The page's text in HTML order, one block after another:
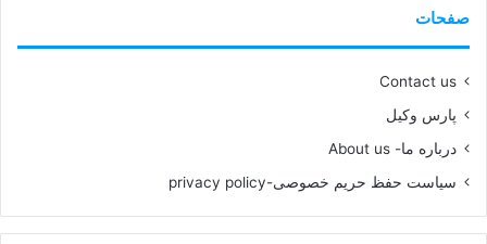
صفحات
Contact us
پارس وکیل
درباره ما- About us
سیاست حفظ حریم خصوصی-privacy policy